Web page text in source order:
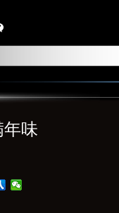
年味